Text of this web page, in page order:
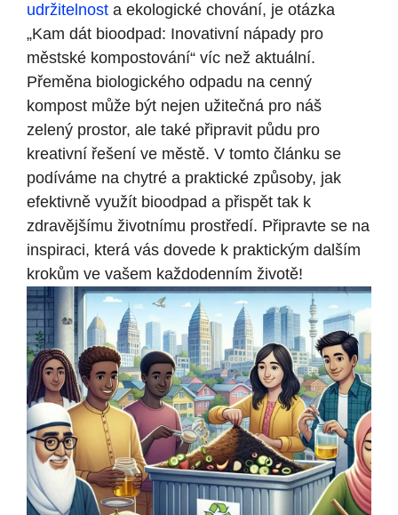
udržitelnost ‍a ekologické​ chování, je otázka
„Kam dát bioodpad: Inovativní ⁣nápady pro
městské kompostování“ víc ‍než aktuální.
Přeměna biologického odpadu na cenný
kompost může být nejen užitečná pro náš
zelený prostor, ale také připravit půdu pro​
kreativní řešení ve městě. V tomto ⁢článku se
podíváme na chytré a praktické způsoby, jak
⁤efektivně využít bioodpad a ​přispět tak k
zdravějšímu životnímu prostředí. Připravte se na
inspiraci, která vás dovede k‌ praktickým dalším
krokům ve vašem každodenním životě!